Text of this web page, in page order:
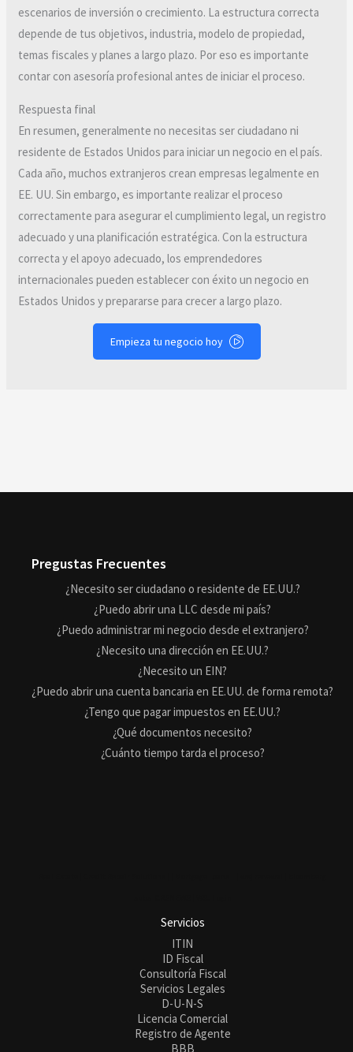
escenarios de inversión o crecimiento. La estructura correcta
depende de tus objetivos, industria, modelo de propiedad,
temas fiscales y planes a largo plazo. Por eso es importante
contar con asesoría profesional antes de iniciar el proceso.
Respuesta final
En resumen, generalmente no necesitas ser ciudadano ni
residente de Estados Unidos para iniciar un negocio en el país.
Cada año, muchos extranjeros crean empresas legalmente en
EE. UU. Sin embargo, es importante realizar el proceso
correctamente para asegurar el cumplimiento legal, un registro
adecuado y una planificación estratégica. Con la estructura
correcta y el apoyo adecuado, los emprendedores
internacionales pueden establecer con éxito un negocio en
Estados Unidos y prepararse para crecer a largo plazo.
Empieza tu negocio hoy
Pregustas Frecuentes
¿Necesito ser ciudadano o residente de EE.UU.?
¿Puedo abrir una LLC desde mi país?
¿Puedo administrar mi negocio desde el extranjero?
¿Necesito una dirección en EE.UU.?
¿Necesito un EIN?
¿Puedo abrir una cuenta bancaria en EE.UU. de forma remota?
¿Tengo que pagar impuestos en EE.UU.?
¿Qué documentos necesito?
¿Cuánto tiempo tarda el proceso?
Servicios
ITIN
ID Fiscal
Consultoría Fiscal
Servicios Legales
D-U-N-S
Licencia Comercial
Registro de Agente
BBB